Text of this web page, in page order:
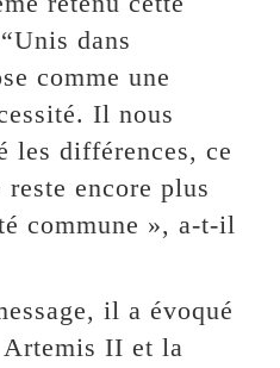
dans
comme une
Il nous
les différences, ce
encore plus
commune », a-t-il
il a évoqué
II et la